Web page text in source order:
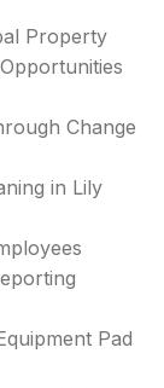
Property
Change
in Lily
Pad